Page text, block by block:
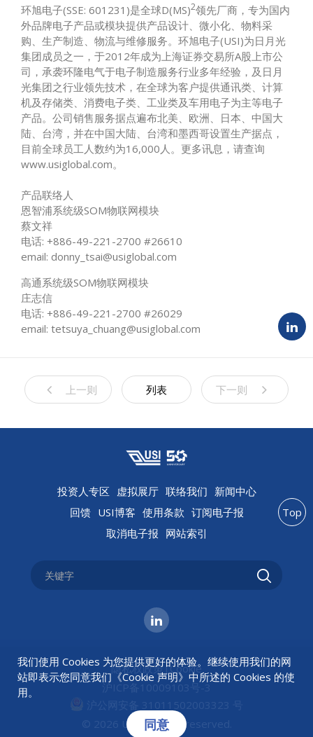
环旭电子(SSE: 601231)是全球D(MS)2领先厂商，专为国内
外品牌电子产品或模块提供产品设计、微小化、物料采
购、生产制造、物流与维修服务。环旭电子(USI)为日月光
集团成员之一，于2012年成为上海证券交易所A股上市公
司，承袭环隆电气于电子制造服务行业多年经验，及日月
光集团之行业领先技术，在全球为客户提供通讯类、计算
机及存储类、消费电子类、工业类及车用电子为主等电子
产品。公司销售服务据点遍布北美、欧洲、日本、中国大
陆、台湾，并在中国大陆、台湾和墨西哥设置生产据点，
目前全球员工人数约为16,000人。更多讯息，请查询
www.usiglobal.com。
产品联络人
恩智浦系统级SOM物联网模块
蔡文祥
电话: +886-49-221-2700 #26610
email: donny_tsai@usiglobal.com
高通系统级SOM物联网模块
庄志信
电话: +886-49-221-2700 #26029
email: tetsuya_chuang@usiglobal.com
上一则 列表 下一则
投资人专区 虚拟展厅 联络我们 新闻中心
回馈 USI博客 使用条款 订阅电子报
取消电子报 网站索引
隐私权政策 |Cookie
沪ICP备10009103号-3
沪公网安备 31011502003323 号
© 2026 USI All rights reserved.
Top
我们使用 Cookies 为您提供更好的体验。继续使用我们的网
站即表示您同意我们《Cookie 声明》中所述的 Cookies 的使
用。
同意